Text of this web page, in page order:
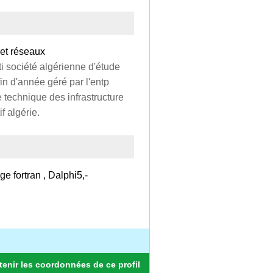
réseaux
société algérienne d'étude
d'année géré par l'entp
des infrastructure
algérie.
fortran , Dalphi5,-
les coordonnées de ce profil